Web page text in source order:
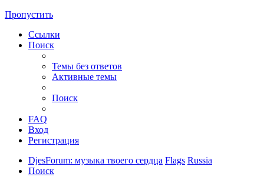
Пропустить
Ссылки
Поиск
Темы без ответов
Активные темы
Поиск
FAQ
Вход
Регистрация
DjesForum: музыка твоего сердца Flags Russia
Поиск